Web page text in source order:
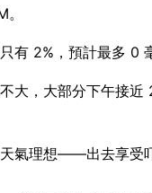
有 2%，預計最多 0
大，大部分下午接
氣理想——出去享受